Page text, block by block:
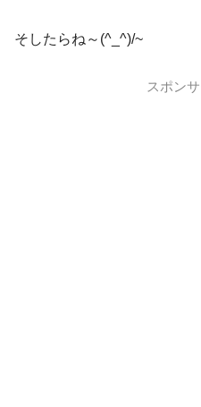
そしたらね～(^_^)/~
スポン